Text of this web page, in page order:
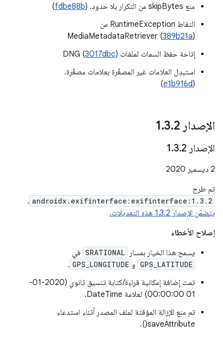
منع skipBytes من التكرار بلا حدود. ( fdbe88b
)
التقاط RuntimeException من
MediaMetadataRetriever (389b21a)
إتاحة حفظ السمات لملفات DNG ( 3017dbc)
استبدِل العلامات غير المصغّرة بعلامات مصغّرة.
(
e1b916d
)
الإصدار 1 .3.2
الإصدار 1 .3.2
‫2 ديسمبر 2020
تم طرح
androidx.exifinterface:exifinterface:1.3.2
.
يتضمّن الإصدار 1.3.2 هذه التعديلات.
إصلاح الأخطاء
يسمح هذا الخيار بمسار
SRATIONAL في
GPS_LATITUDE و GPS_LONGITUDE
.
تمت إضافة إمكانية قراءة/كتابة تنسيق ثانوي (2020-01-
01 00:00:00) لعلامة DateTime.
تم منع الإزالة المؤقتة لملف المصدر أثناء استدعاء
saveAttribute().